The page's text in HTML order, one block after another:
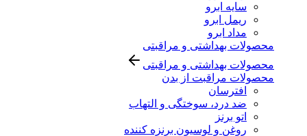
سایه ابرو
ریمل ابرو
مداد ابرو
محصولات بهداشتی و مراقبتی
محصولات بهداشتی و مراقبتی
محصولات مراقبت از بدن
افترسان
ضد درد، سوختگی و التهاب
اتو برنز
روغن و لوسیون برنزه کننده